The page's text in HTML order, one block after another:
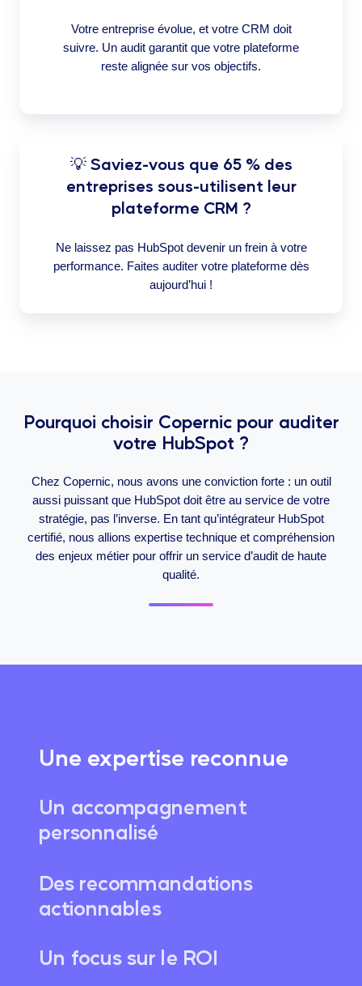
Votre entreprise évolue, et votre CRM doit
suivre. Un audit garantit que votre plateforme
reste alignée sur vos objectifs.
💡 Saviez-vous que 65 % des
entreprises sous-utilisent leur
plateforme CRM ?
Ne laissez pas HubSpot devenir un frein à votre
performance. Faites auditer votre plateforme dès
aujourd’hui !
Pourquoi choisir Copernic pour auditer
votre HubSpot ?
Chez Copernic, nous avons une conviction forte : un outil
aussi puissant que HubSpot doit être au service de votre
stratégie, pas l’inverse. En tant qu’intégrateur HubSpot
certifié, nous allions expertise technique et compréhension
des enjeux métier pour offrir un service d’audit de haute
qualité.
Une expertise reconnue
Un accompagnement
personnalisé
Des recommandations
actionnables
Un focus sur le ROI